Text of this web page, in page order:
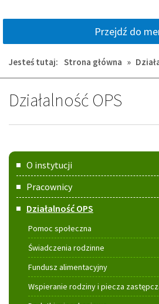
Przejdź do
Jesteś tutaj: Strona główna »
Działalność OPS
Menu
główne
O instytucji
Pracownicy
Działalność OPS
Pomoc społeczna
Świadczenia rodzinne
Fundusz alimentacyjny
Wspieranie rodziny i piecza